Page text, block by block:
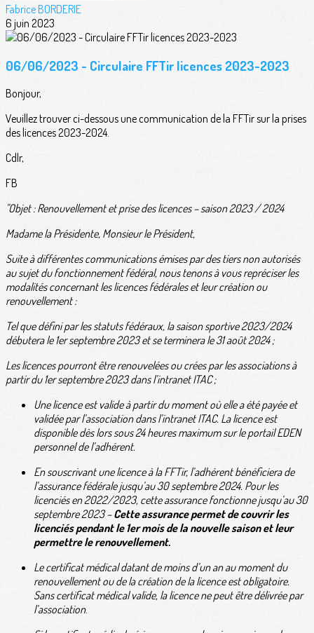
Fabrice BORDERIE
6 juin 2023
06/06/2023 - Circulaire FFTir licences 2023-2023
Bonjour,
Veuillez trouver ci-dessous une communication de la FFTir sur la prises
des licences 2023-2024.
Cdlr,
FB
"Objet : Renouvellement et prise des licences – saison 2023 / 2024
Madame la Présidente, Monsieur le Président,
Suite à différentes communications émises par des tiers non autorisés
au sujet du fonctionnement fédéral, nous tenons à vous repréciser les
modalités concernant les licences fédérales et leur création ou
renouvellement :
Tel que défini par les statuts fédéraux, la saison sportive 2023/2024
débutera le 1er septembre 2023 et se terminera le 31 août 2024 ;
Les licences pourront être renouvelées ou crées par les associations à
partir du 1er septembre 2023 dans l’intranet ITAC ;
Une licence est valide à partir du moment où elle a été payée et
validée par l’association dans l’intranet ITAC. La licence est
disponible dès lors sous 24 heures maximum sur le portail EDEN
personnel de l’adhérent.
En souscrivant une licence à la FFTir, l’adhérent bénéficiera de
l’assurance fédérale jusqu’au 30 septembre 2024. Pour les
licenciés en 2022/2023, cette assurance fonctionne jusqu’au 30
septembre 2023 –Cette assurance permet de couvrir les
licenciés pendant le 1er mois de la nouvelle saison et leur
permettre le renouvellement.
Le certificat médical datant de moins d’un an au moment du
renouvellement ou de la création de la licence est obligatoire.
Sans certificat médical valide, la licence ne peut être délivrée par
l’association.